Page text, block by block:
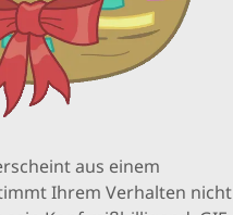
aus einem
Ihrem Verhalten nicht